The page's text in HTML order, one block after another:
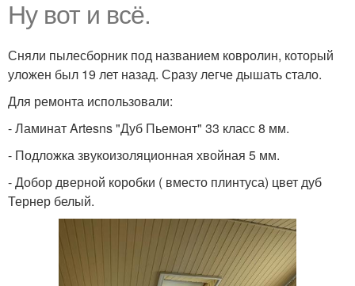
Ну вот и всё.
Сняли пылесборник под названием ковролин, который
уложен был 19 лет назад. Сразу легче дышать стало.
Для ремонта использовали:
- Ламинат Artesns "Дуб Пьемонт" 33 класс 8 мм.
- Подложка звукоизоляционная хвойная 5 мм.
- Добор дверной коробки ( вместо плинтуса) цвет дуб
Тернер белый.